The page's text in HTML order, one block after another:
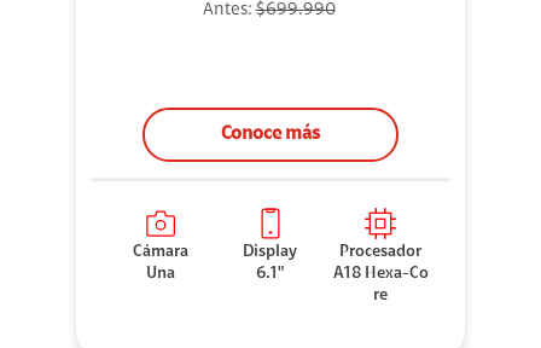
Antes:$699.990
Conoce más
Cámara
Una
Display
6.1"
Procesador
A18 Hexa-Co
re